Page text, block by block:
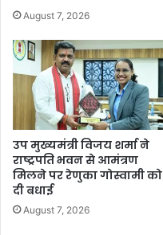
August 7, 2026
उप मुख्यमंत्री विजय शर्मा ने
राष्ट्रपति भवन से आमंत्रण
मिलने पर रेणुका गोस्वामी को
दी बधाई
August 7, 2026